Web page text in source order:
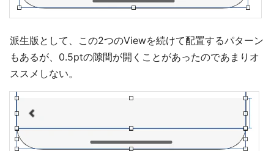
派生版として、この2つのViewを続けて配置するパターン
もあるが、0.5ptの隙間が開くことがあったのであまりオ
ススメしない。